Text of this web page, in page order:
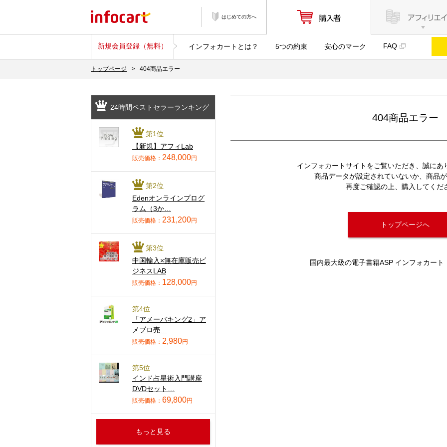
はじめての方へ
新規会員登録（無料） インフォカートとは？ 5つの約束 安心のマーク FAQ
トップページ > 404商品エラー
404商品エラー
インフォカートサイトをご覧いただき、誠にあ
商品データが設定されていないか、商品が
再度ご確認の上、購入してくだ
トップページへ
国内最大級の電子書籍ASP インフォカート
24時間ベストセラーランキング
第1位
【新規】アフィLab
販売価格： 248,000円
第2位
Edenオンラインプログ
ラム（3か…
販売価格： 231,200円
第3位
中国輸入×無在庫販売ビ
ジネスLAB
販売価格： 128,000円
第4位
「アメーバキング2」ア
メブロ売…
販売価格： 2,980円
第5位
インド占星術入門講座
DVDセット…
販売価格： 69,800円
もっと見る